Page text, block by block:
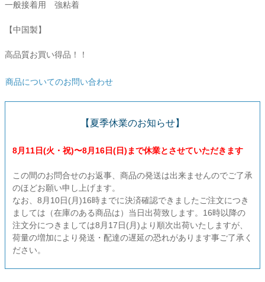
店舗・ディスプレイ用品
感染防止関連商品
一般接着用 強粘着
【中国製】
高品質お買い得品！！
商品についてのお問い合わせ
【夏季休業のお知らせ】
8月11日(火・祝)〜8月16日(日)まで休業とさせていただきます
この間のお問合せのお返事、商品の発送は出来ませんのでご了承
のほどお願い申し上げます。
なお、8月10日(月)16時までに決済確認できましたご注文につき
ましては（在庫のある商品は）当日出荷致します。16時以降の
注文分につきましては8月17日(月)より順次出荷いたしますが、
荷量の増加により発送・配達の遅延の恐れがあります事ご了承く
ださい。